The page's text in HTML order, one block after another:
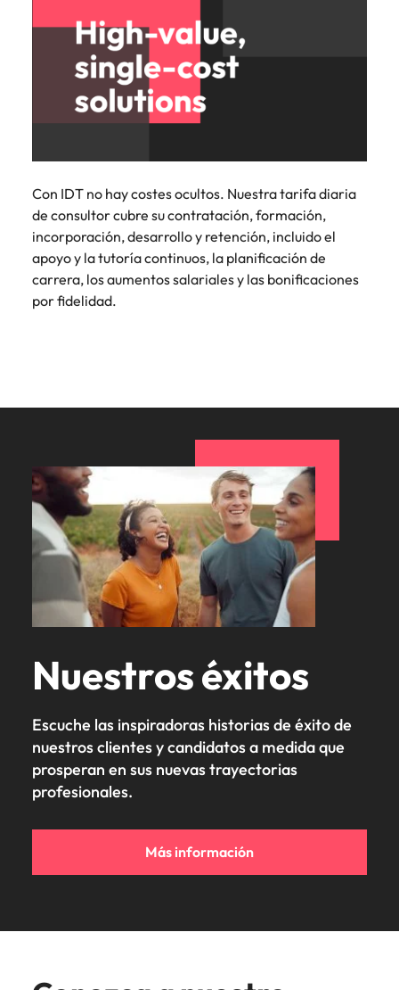
Con IDT no hay costes ocultos. Nuestra tarifa diaria
de consultor cubre su contratación, formación,
incorporación, desarrollo y retención, incluido el
apoyo y la tutoría continuos, la planificación de
carrera, los aumentos salariales y las bonificaciones
por fidelidad.
Nuestros éxitos
Escuche las inspiradoras historias de éxito de
nuestros clientes y candidatos a medida que
prosperan en sus nuevas trayectorias
profesionales.
Más información